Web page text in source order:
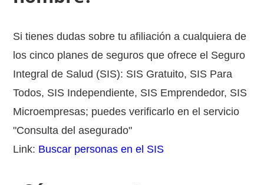
Si tienes dudas sobre tu afiliación a cualquiera de
los cinco planes de seguros que ofrece el Seguro
Integral de Salud (SIS): SIS Gratuito, SIS Para
Todos, SIS Independiente, SIS Emprendedor, SIS
Microempresas; puedes verificarlo en el servicio
"Consulta del asegurado"
Link: Buscar personas en el SIS